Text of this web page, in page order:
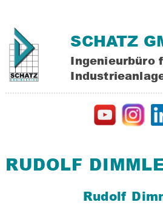
SCHATZ
Ingenieurbüro
RUDOLF
Rudolf